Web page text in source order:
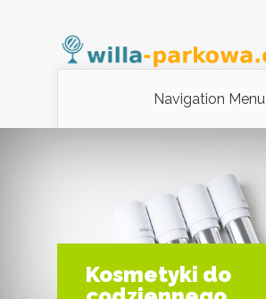
Navigation Menu
Kosmetyki do